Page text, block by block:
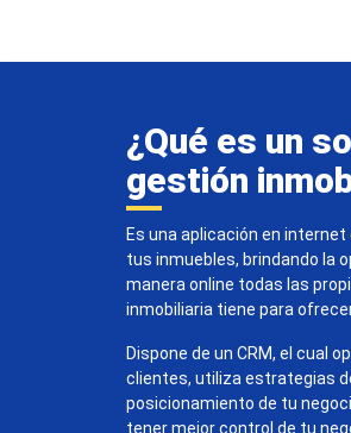
¿Qué es un
gestión
Es una aplicación en
tus inmuebles, brindando la
manera online todas las
inmobiliaria tiene para
Dispone de un CRM, el cual
clientes, utiliza estrategias
posicionamiento de tu
tener mejor control de tu